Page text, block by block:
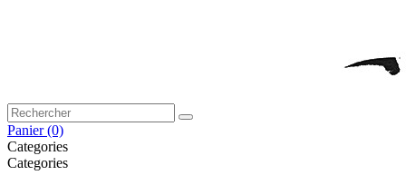
Panier (0)
Categories
Categories